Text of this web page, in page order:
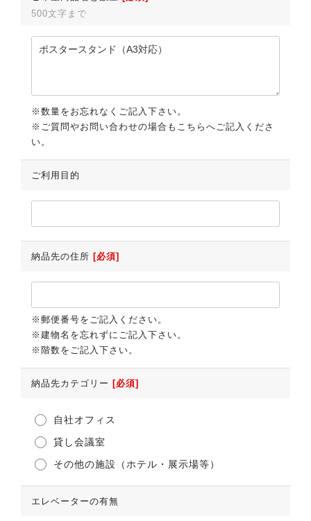
500文字まで
※数量をお忘れなくご記入下さい。
※ご質問やお問い合わせの場合もこちらへご記入くださ
い。
ご利用目的
納品先の住所 [必須]
※郵便番号をご記入ください。
※建物名を忘れずにご記入下さい。
※階数をご記入下さい。
納品先カテゴリー [必須]
自社オフィス
貸し会議室
その他の施設（ホテル・展示場等）
エレベーターの有無